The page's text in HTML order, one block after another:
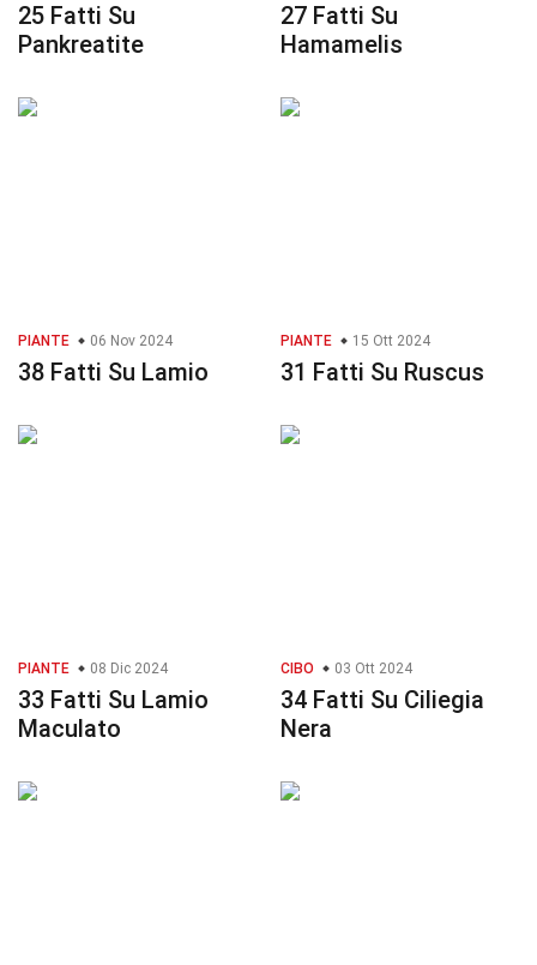
25 Fatti Su
Pankreatite
27 Fatti Su
Hamamelis
PIANTE 06 Nov 2024
38 Fatti Su Lamio
PIANTE 15 Ott 2024
31 Fatti Su Ruscus
PIANTE 08 Dic 2024
33 Fatti Su Lamio
Maculato
CIBO 03 Ott 2024
34 Fatti Su Ciliegia
Nera